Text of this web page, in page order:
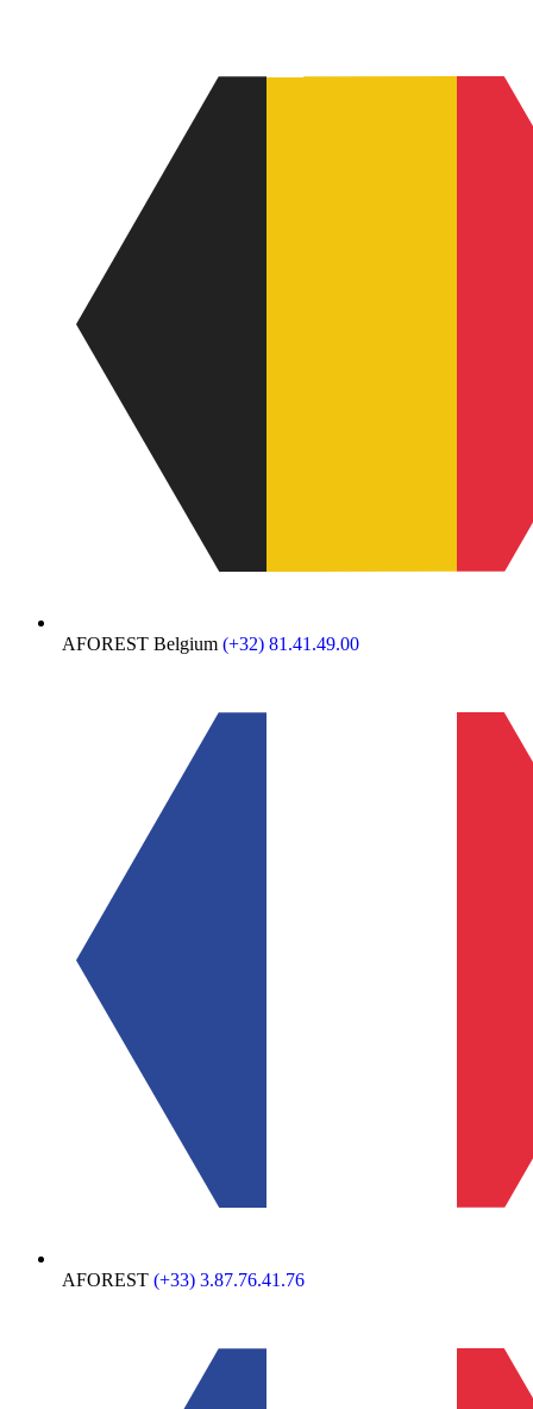
AFOREST Belgium (+32) 81.41.49.00
AFOREST (+33) 3.87.76.41.76